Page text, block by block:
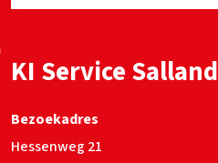
KI Service Salland
Bezoekadres
Hessenweg 21